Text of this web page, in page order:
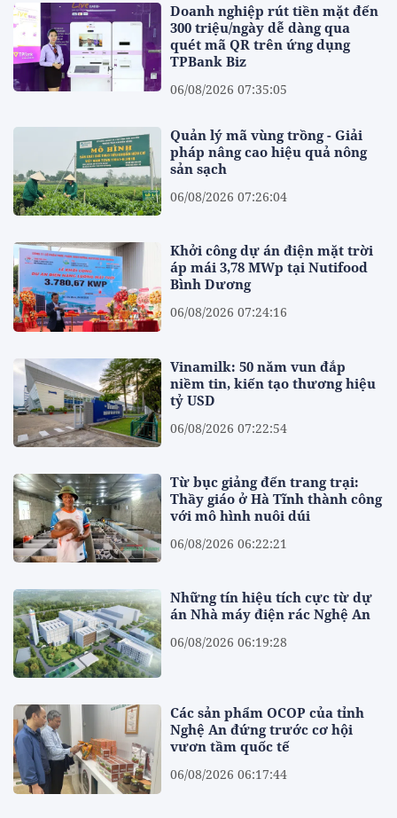
Doanh nghiệp rút tiền mặt đến
300 triệu/ngày dễ dàng qua
quét mã QR trên ứng dụng
TPBank Biz
06/08/2026 07:35:05
Quản lý mã vùng trồng - Giải
pháp nâng cao hiệu quả nông
sản sạch
06/08/2026 07:26:04
Khởi công dự án điện mặt trời
áp mái 3,78 MWp tại Nutifood
Bình Dương
06/08/2026 07:24:16
Vinamilk: 50 năm vun đắp
niềm tin, kiến tạo thương hiệu
tỷ USD
06/08/2026 07:22:54
Từ bục giảng đến trang trại:
Thầy giáo ở Hà Tĩnh thành công
với mô hình nuôi dúi
06/08/2026 06:22:21
Những tín hiệu tích cực từ dự
án Nhà máy điện rác Nghệ An
06/08/2026 06:19:28
Các sản phẩm OCOP của tỉnh
Nghệ An đứng trước cơ hội
vươn tầm quốc tế
06/08/2026 06:17:44